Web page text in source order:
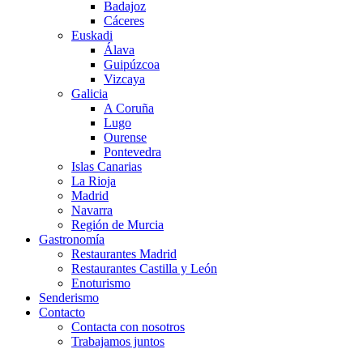
Badajoz
Cáceres
Euskadi
Álava
Guipúzcoa
Vizcaya
Galicia
A Coruña
Lugo
Ourense
Pontevedra
Islas Canarias
La Rioja
Madrid
Navarra
Región de Murcia
Gastronomía
Restaurantes Madrid
Restaurantes Castilla y León
Enoturismo
Senderismo
Contacto
Contacta con nosotros
Trabajamos juntos